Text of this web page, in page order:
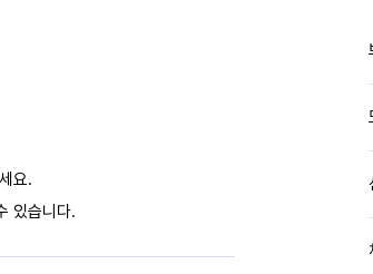
요.
있습니다.